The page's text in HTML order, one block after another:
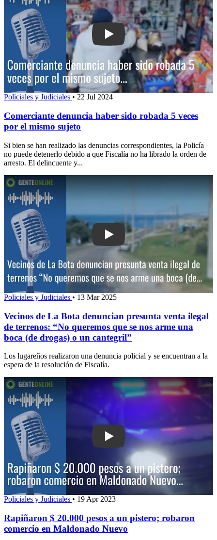
Play: Comerciante denuncia haber
Policiales y Judiciales • 22 Jul 2024
Comerciante denuncia haber sido robada 5 veces
por el mismo sujeto
Si bien se han realizado las denuncias correspondientes, la Policía
no puede detenerlo debido a que Fiscalía no ha librado la orden de
arresto. El delincuente y...
Play: Vecinos de La Bota denuncian
Policiales y Judiciales • 13 Mar 2025
Vecinos de La Bota denuncian presunta venta ilegal
de terrenos: “No queremos que se nos arme una
boca (de drogas) o un cantegril”
Los lugareños realizaron una denuncia policial y se encuentran a la
espera de la resolución de Fiscalía.
Play: Rapiñaron $ 20.000 pesos a un
Policiales y Judiciales • 19 Apr 2023
Rapiñaron $ 20.000 pesos a un pistero; robaron
comercio en Maldonado Nuevo